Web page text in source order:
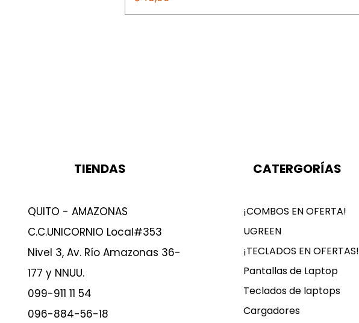
TIENDAS
QUITO - AMAZONAS
C.C.UNICORNIO Local#353
Nivel 3, Av. Río Amazonas 36-
177 y NNUU.
099-911 11 54
096-884-56-18
CATERGORÍAS
¡COMBOS EN OFERTA!
UGREEN
¡TECLADOS EN OFERTAS!
Pantallas de Laptop
Teclados de laptops
Cargadores